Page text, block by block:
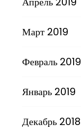
Март 2019
Февраль 2019
Январь 2019
Декабрь 2018